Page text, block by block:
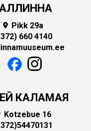
 Pikk 29a
660 4140
КАЛАМАЯ
Kotzebue 16